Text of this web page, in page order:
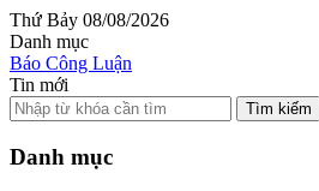
Thứ Bảy 08/08/2026
Danh mục
Báo Công Luận
Tin mới
Tìm kiếm
Danh mục